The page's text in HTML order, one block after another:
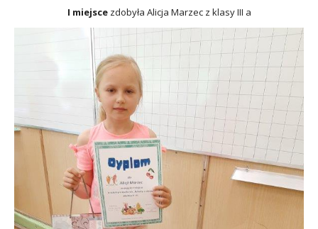
I miejscezdobyła Alicja Marzec z klasy III a